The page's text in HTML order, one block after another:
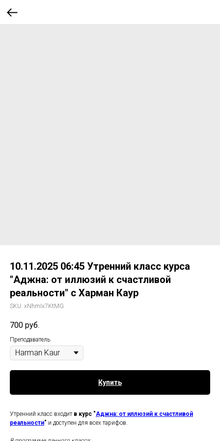
10.11.2025 06:45 Утренний класс курса
"Аджна: от иллюзий к счастливой
реальности" с Харман Каур
SKU: xNhmIx7KtMG
700 руб.
Преподаватель
Купить
Утренний класс входит в курс "Аджна: от иллюзий к счастливой
реальности" и доступен для всех тарифов.